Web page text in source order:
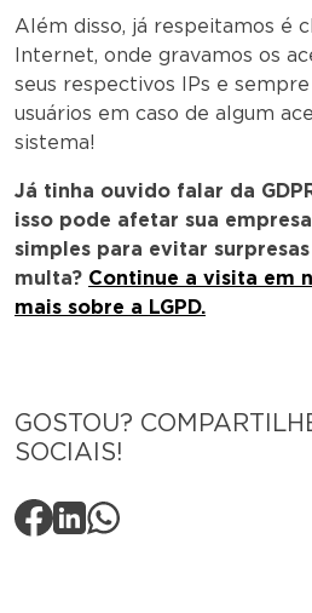
Além disso, já respeitamos é
Internet, onde gravamos os
seus respectivos IPs e
usuários em caso de algum
sistema!
Já tinha ouvido falar da
isso pode afetar sua
simples para evitar
multa? Continue a visita em
mais sobre a LGPD.
GOSTOU?
SOCIAIS!